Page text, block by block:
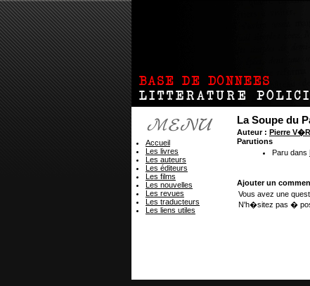
La Soupe du
Auteur : Pierre
Parutions
Paru dans
Ajouter un
Vous avez une
N'h�sitez pas �
Accueil
Les livres
Les auteurs
Les éditeurs
Les films
Les nouvelles
Les revues
Les traducteurs
Les liens utiles